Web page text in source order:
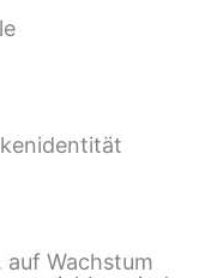
auf Wachstum